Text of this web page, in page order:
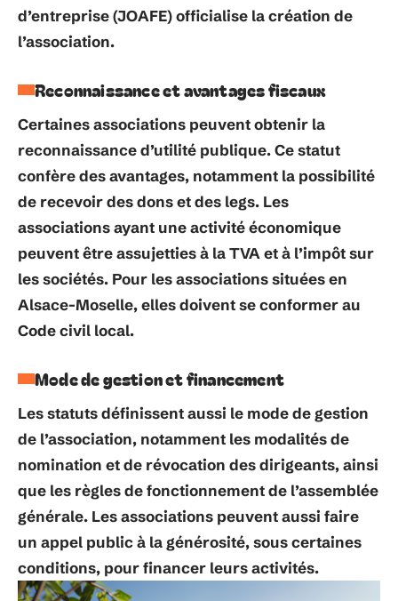
d’entreprise (JOAFE)officialise la création de
l’association.
Reconnaissance et avantages fiscaux
Certaines associations peuvent obtenir la
reconnaissance d’utilité publique. Ce statut
confère des avantages, notamment la possibilité
de recevoir des dons et des legs. Les
associations ayant uneactivité économique
peuvent être assujetties à laTVA et à l’impôt sur
les sociétés. Pour les associations situées en
Alsace-Moselle, elles doivent se conformer au
Code civil local.
Mode de gestion et financement
Les statuts définissent aussi le mode de gestion
de l’association, notamment les modalités de
nomination et de révocation des dirigeants, ainsi
que les règles de fonctionnement de l’assemblée
générale. Les associations peuvent aussi faire
un appel public à la générosité, sous certaines
conditions, pour financer leurs activités.